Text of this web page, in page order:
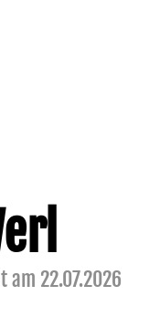
22.07.2026